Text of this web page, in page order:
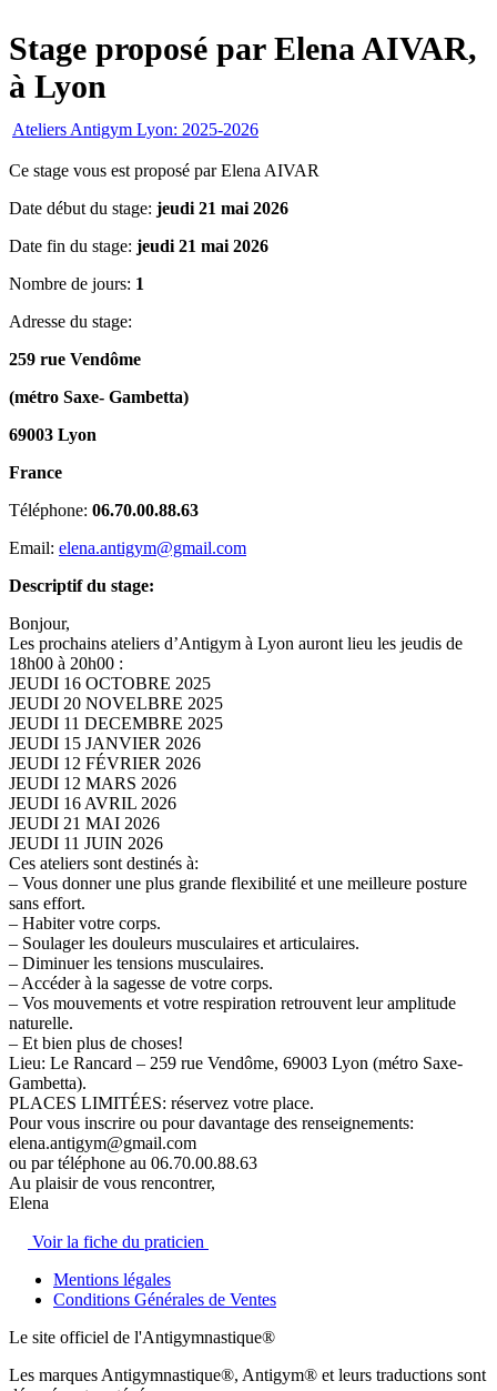
Stage proposé par Elena AIVAR,
à Lyon
Ateliers Antigym Lyon: 2025-2026
Ce stage vous est proposé par Elena AIVAR
Date début du stage: jeudi 21 mai 2026
Date fin du stage: jeudi 21 mai 2026
Nombre de jours: 1
Adresse du stage:
259 rue Vendôme
(métro Saxe- Gambetta)
69003 Lyon
France
Téléphone: 06.70.00.88.63
Email: elena.antigym@gmail.com
Descriptif du stage:
Bonjour,
Les prochains ateliers d’Antigym à Lyon auront lieu les jeudis de
18h00 à 20h00 :
JEUDI 16 OCTOBRE 2025
JEUDI 20 NOVELBRE 2025
JEUDI 11 DECEMBRE 2025
JEUDI 15 JANVIER 2026
JEUDI 12 FÉVRIER 2026
JEUDI 12 MARS 2026
JEUDI 16 AVRIL 2026
JEUDI 21 MAI 2026
JEUDI 11 JUIN 2026
Ces ateliers sont destinés à:
– Vous donner une plus grande flexibilité et une meilleure posture
sans effort.
– Habiter votre corps.
– Soulager les douleurs musculaires et articulaires.
– Diminuer les tensions musculaires.
– Accéder à la sagesse de votre corps.
– Vos mouvements et votre respiration retrouvent leur amplitude
naturelle.
– Et bien plus de choses!
Lieu: Le Rancard – 259 rue Vendôme, 69003 Lyon (métro Saxe-
Gambetta).
PLACES LIMITÉES: réservez votre place.
Pour vous inscrire ou pour davantage des renseignements:
elena.antigym@gmail.com
ou par téléphone au 06.70.00.88.63
Au plaisir de vous rencontrer,
Elena
Voir la fiche du praticien
Mentions légales
Conditions Générales de Ventes
Le site officiel de l'Antigymnastique®
Les marques Antigymnastique®, Antigym® et leurs traductions sont